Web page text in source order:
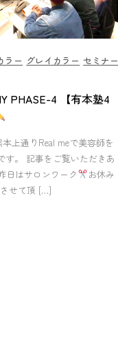
ラー グレイカラー セミナー
PHASE-4 【有本塾4
上通りReal meで美容師を
す。 記事をご覧いただきあ
日はサロンワーク
お休み
せて頂 […]